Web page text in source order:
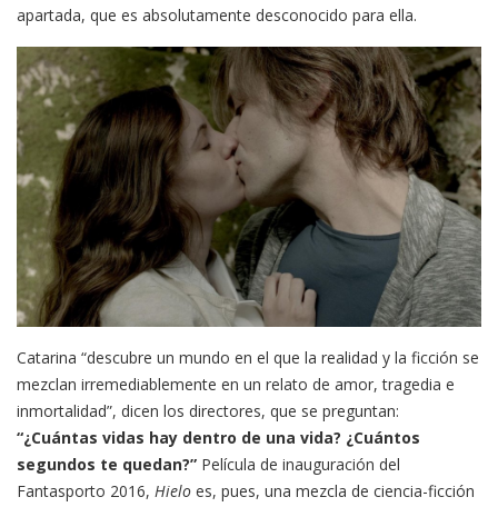
apartada, que es absolutamente desconocido para ella.
Catarina “descubre un mundo en el que la realidad y la ficción se
mezclan irremediablemente en un relato de amor, tragedia e
inmortalidad”, dicen los directores, que se preguntan:
“¿Cuántas vidas hay dentro de una vida? ¿Cuántos
segundos te quedan?” Película de inauguración del
Fantasporto 2016, Hielo es, pues, una mezcla de ciencia-ficción